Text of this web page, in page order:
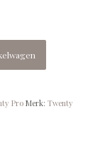
Pro Merk: Twenty